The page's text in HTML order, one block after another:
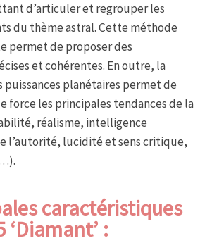
d’articuler et regrouper les
du thème astral. Cette méthode
permet de proposer des
et cohérentes. En outre, la
puissances planétaires permet de
force les principales tendances de la
réalisme, intelligence
l’autorité, lucidité et sens critique,
caractéristiques
‘Diamant’ :